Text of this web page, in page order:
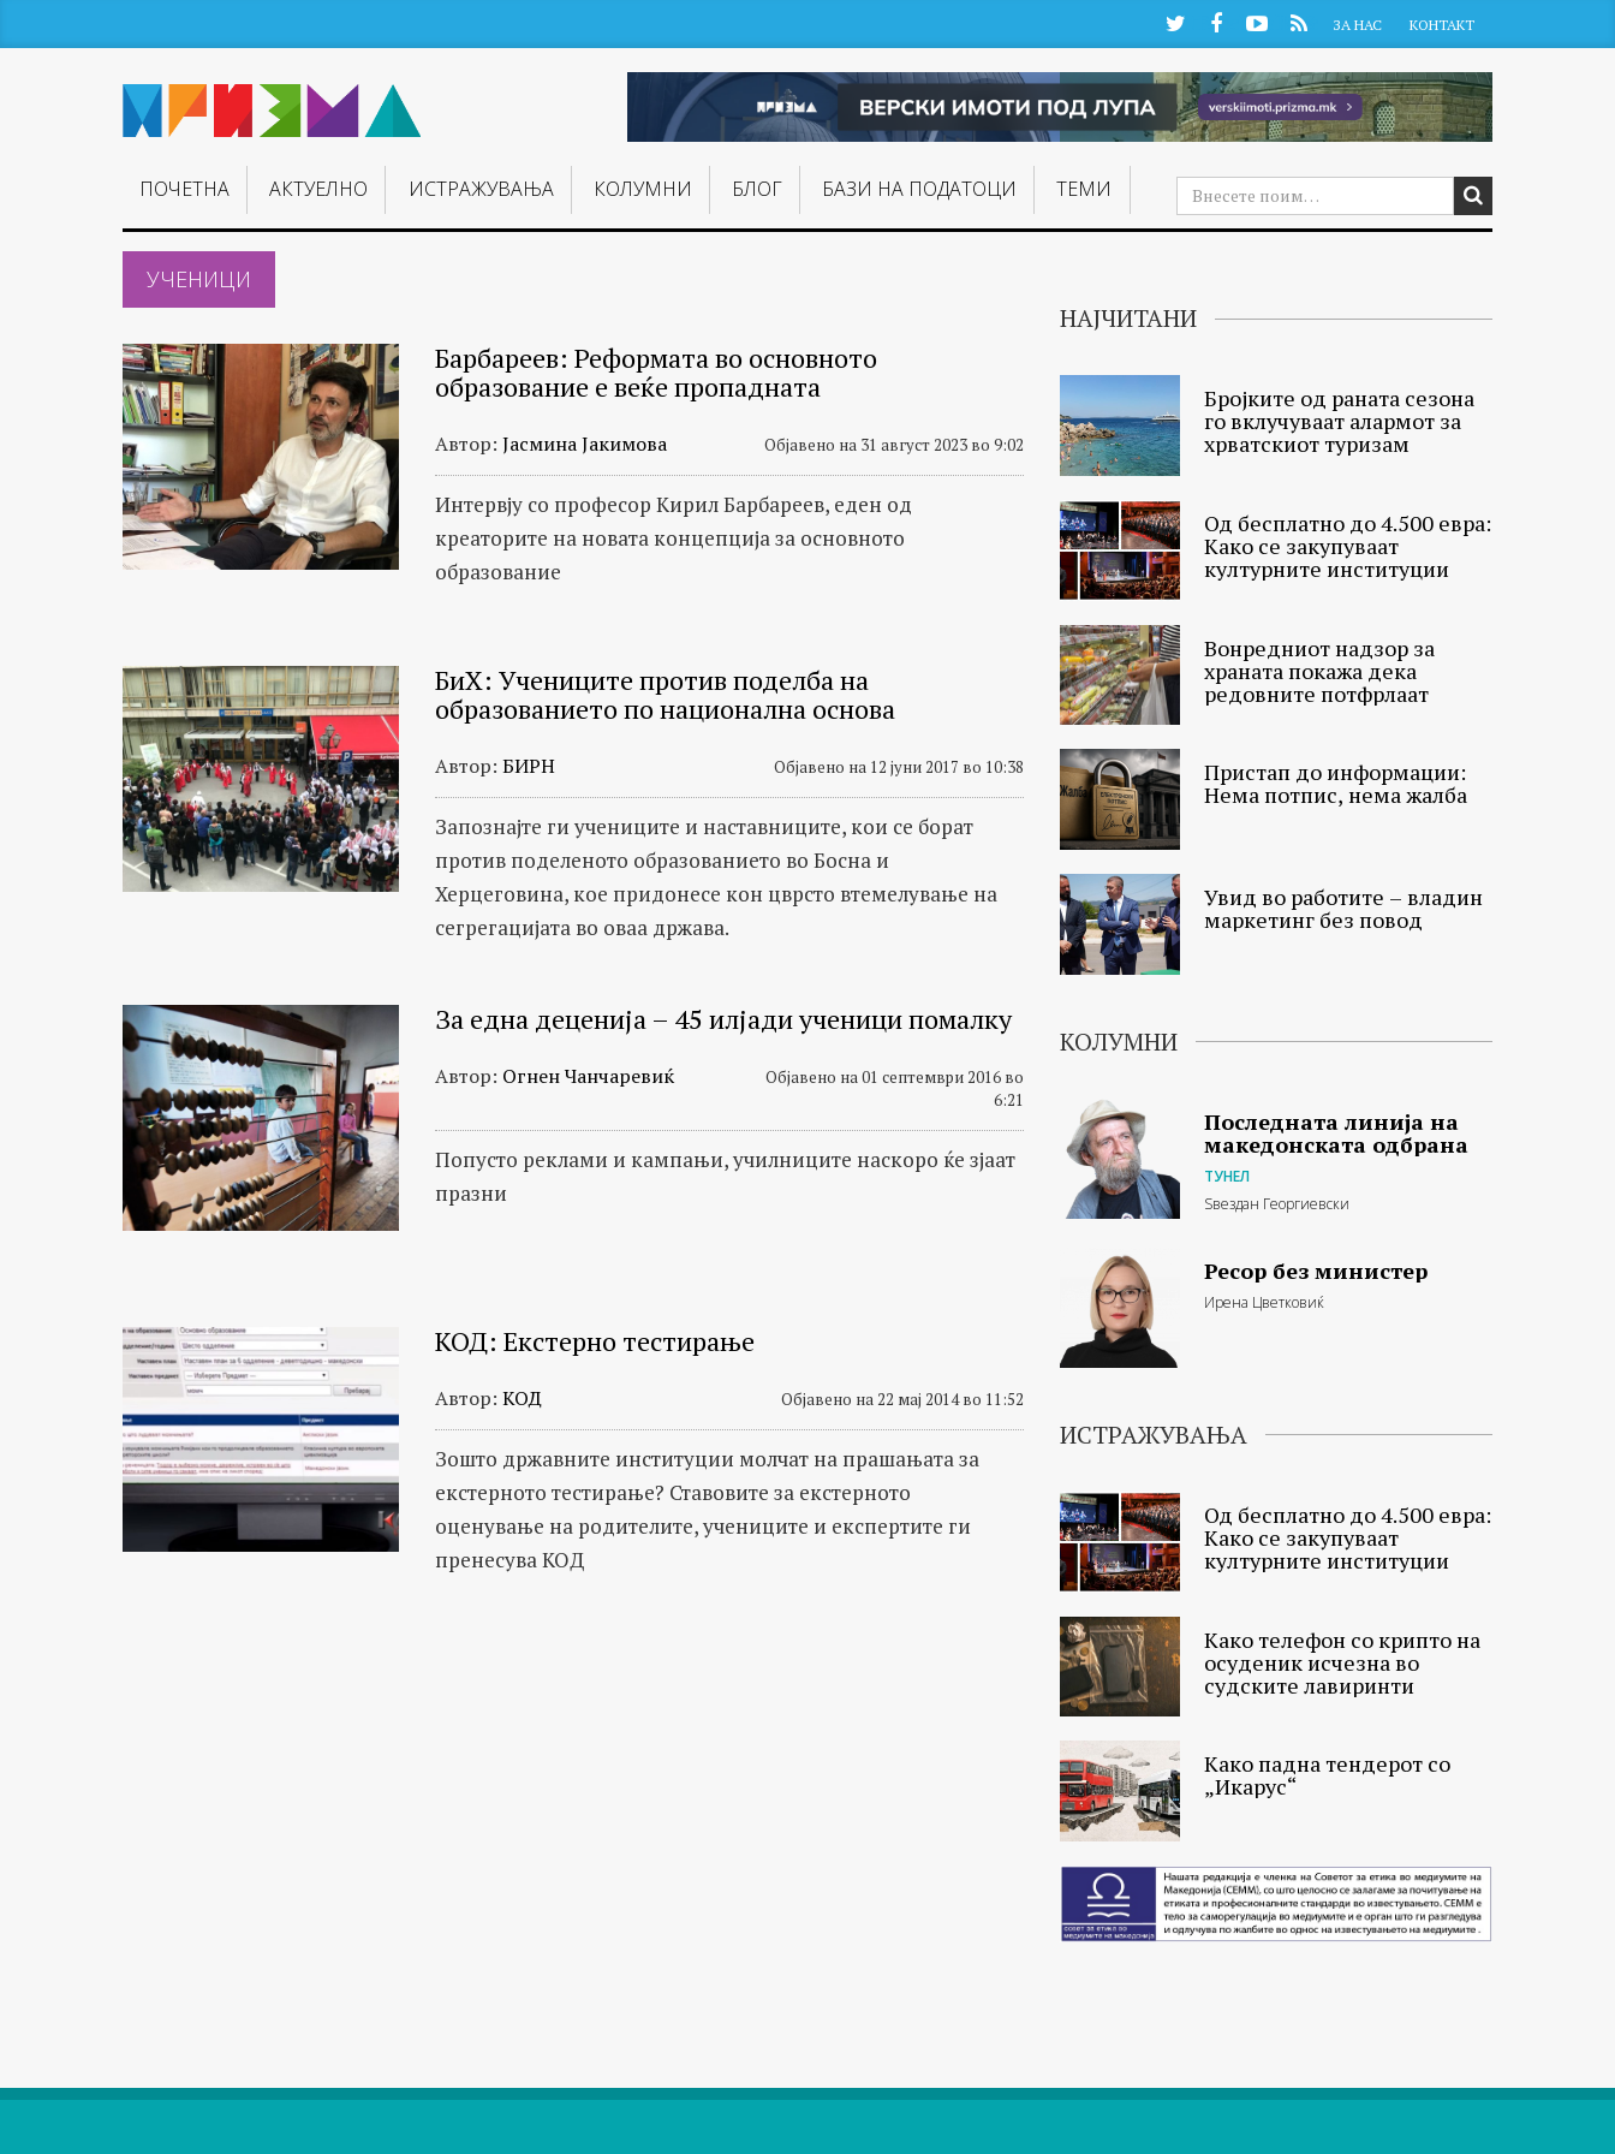
TwitterFacebookYouTube
RSS ЗА НАС КОНТАКТ
ПОЧЕТНА АКТУЕЛНО ИСТРАЖУВАЊA КОЛУМНИ БЛОГ БАЗИ НА ПОДАТОЦИ ТЕМИ
УЧЕНИЦИ
Барбареев: Реформата во основното
образование е веќе пропадната
Автор: Јасмина Јакимова Објавено на 31 август 2023 во 9:02
Интервју со професор Кирил Барбареев, еден од
креаторите на новата концепција за основното
образование
БиХ: Учениците против поделба на
образованието по национална основа
Автор: БИРН Објавено на 12 јуни 2017 во 10:38
Запознајте ги учениците и наставниците, кои се борат
против поделеното образованието во Босна и
Херцеговина, кое придонесе кон цврсто втемелување на
сегрегацијата во оваа држава.
За една деценија – 45 илјади ученици помалку
Автор: Огнен Чанчаревиќ
Објавено на 01 септември 2016 во
6:21
Попусто реклами и кампањи, училниците наскоро ќе зјаат
празни
КОД: Екстерно тестирање
Автор: КОД Објавено на 22 мај 2014 во 11:52
Зошто државните институции молчат на прашањата за
екстерното тестирање? Ставовите за екстерното
оценување на родителите, учениците и експертите ги
пренесува КОД
НАЈЧИТАНИ
Бројките од раната сезона
го вклучуваат алармот за
хрватскиот туризам
Од бесплатно до 4.500 евра:
Како се закупуваат
културните институции
Вонредниот надзор за
храната покажа дека
редовните потфрлаат
Пристап до информации:
Нема потпис, нема жалба
Увид во работите – владин
маркетинг без повод
КОЛУМНИ
Последната линија на
македонската одбрана
ТУНЕЛ
Ѕвездан Георгиевски
Ресор без министер
Ирена Цветковиќ
ИСТРАЖУВАЊА
Од бесплатно до 4.500 евра:
Како се закупуваат
културните институции
Како телефон со крипто на
осуденик исчезна во
судските лавиринти
Како падна тендерот со
„Икарус“